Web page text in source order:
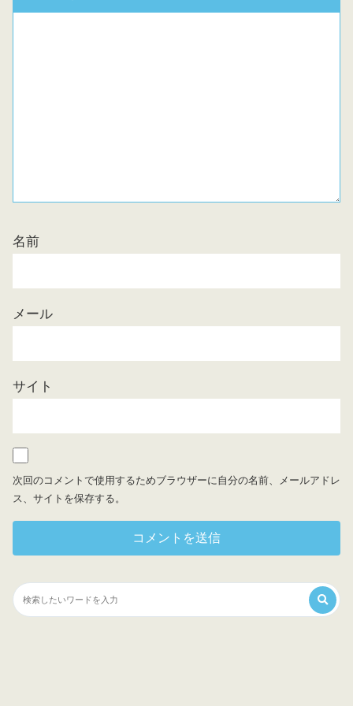
名前
メール
サイト
次回のコメントで使用するためブラウザーに自分の名前、メールアドレ
ス、サイトを保存する。